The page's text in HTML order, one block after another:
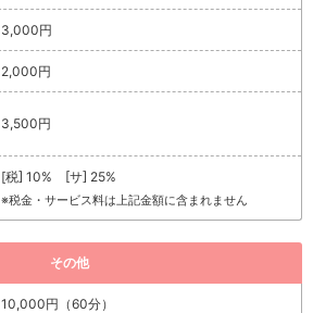
3,000円
2,000円
3,500円
[税] 10% [サ] 25%
※税金・サービス料は上記金額に含まれません
その他
10,000円（60分）